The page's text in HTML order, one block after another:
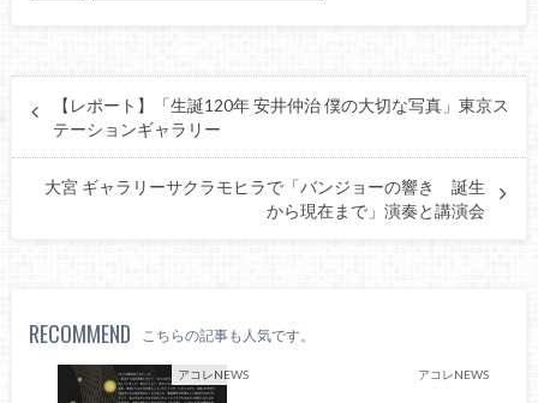
【レポート】「生誕120年 安井仲治 僕の大切な写真」東京ス
テーションギャラリー
大宮 ギャラリーサクラモヒラで「バンジョーの響き 誕生
から現在まで」演奏と講演会
RECOMMEND こちらの記事も人気です。
アコレNEWS アコレNEWS